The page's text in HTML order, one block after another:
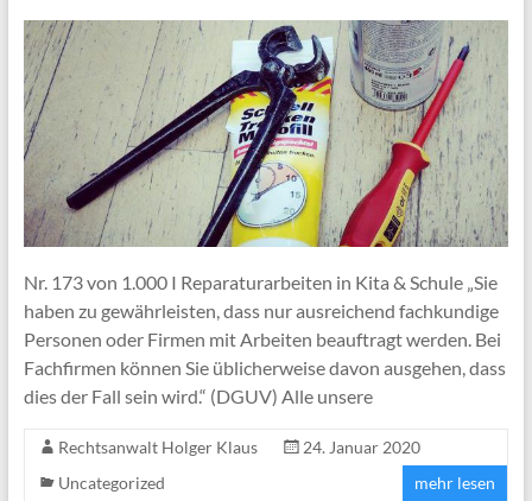
Nr. 173 von 1.000 I Reparaturarbeiten in Kita & Schule „Sie
haben zu gewährleisten, dass nur ausreichend fachkundige
Personen oder Firmen mit Arbeiten beauftragt werden. Bei
Fachfirmen können Sie üblicherweise davon ausgehen, dass
dies der Fall sein wird.“ (DGUV) Alle unsere
Rechtsanwalt Holger Klaus
24. Januar 2020
Uncategorized
mehr lesen